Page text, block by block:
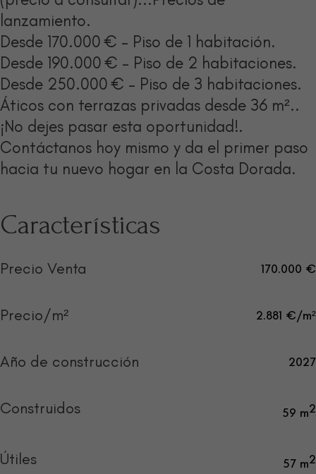
lanzamiento.
Desde 170.000 € – Piso de 1 habitación.
Desde 190.000 € – Piso de 2 habitaciones.
Desde 250.000 € – Piso de 3 habitaciones.
Áticos con terrazas privadas desde 36 m²..
¡No dejes pasar esta oportunidad!.
Contáctanos hoy mismo y da el primer paso
hacia tu nuevo hogar en la Costa Dorada.
Características
Precio Venta 170.000 €
Precio/m² 2.881 €/m²
Año de construcción 2027
Construidos 59 m2
Útiles 57 m2